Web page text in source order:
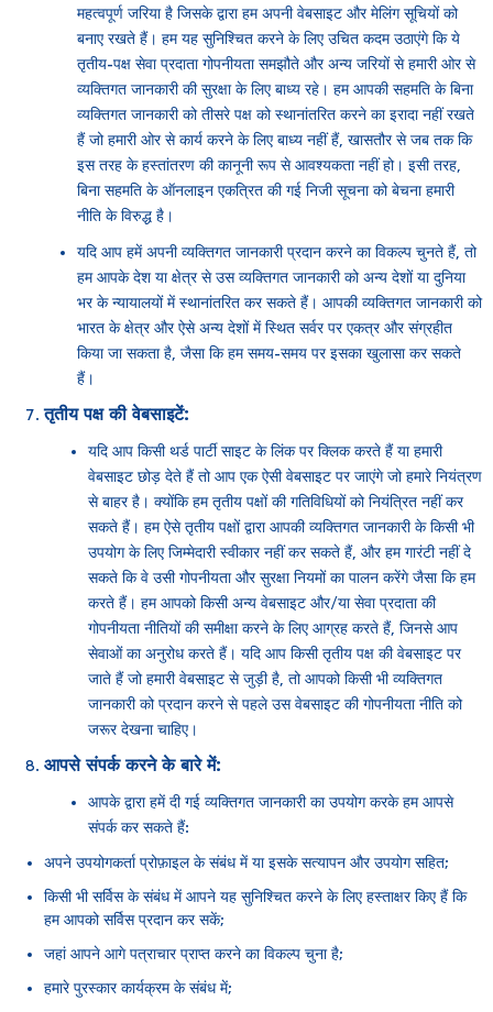
महत्वपूर्ण जरिया है जिसके द्वारा हम अपनी वेबसाइट और मेलिंग सूचियों को
बनाए रखते हैं। हम यह सुनिश्चित करने के लिए उचित कदम उठाएंगे कि ये
तृतीय-पक्ष सेवा प्रदाता गोपनीयता समझौते और अन्य जरियों से हमारी ओर से
व्यक्तिगत जानकारी की सुरक्षा के लिए बाध्य रहे। हम आपकी सहमति के बिना
व्यक्तिगत जानकारी को तीसरे पक्ष को स्थानांतरित करने का इरादा नहीं रखते
हैं जो हमारी ओर से कार्य करने के लिए बाध्य नहीं हैं, खासतौर से जब तक कि
इस तरह के हस्तांतरण की कानूनी रूप से आवश्यकता नहीं हो। इसी तरह,
बिना सहमति के ऑनलाइन एकत्रित की गई निजी सूचना को बेचना हमारी
नीति के विरुद्ध है।
यदि आप हमें अपनी व्यक्तिगत जानकारी प्रदान करने का विकल्प चुनते हैं, तो
हम आपके देश या क्षेत्र से उस व्यक्तिगत जानकारी को अन्य देशों या दुनिया
भर के न्यायालयों में स्थानांतरित कर सकते हैं। आपकी व्यक्तिगत जानकारी को
भारत के क्षेत्र और ऐसे अन्य देशों में स्थित सर्वर पर एकत्र और संग्रहीत
किया जा सकता है, जैसा कि हम समय-समय पर इसका खुलासा कर सकते
हैं।
तृतीय पक्ष की वेबसाइटें:
यदि आप किसी थर्ड पार्टी साइट के लिंक पर क्लिक करते हैं या हमारी
वेबसाइट छोड़ देते हैं तो आप एक ऐसी वेबसाइट पर जाएंगे जो हमारे नियंत्रण
से बाहर है। क्योंकि हम तृतीय पक्षों की गतिविधियों को नियंत्रित नहीं कर
सकते हैं। हम ऐसे तृतीय पक्षों द्वारा आपकी व्यक्तिगत जानकारी के किसी भी
उपयोग के लिए जिम्मेदारी स्वीकार नहीं कर सकते हैं, और हम गारंटी नहीं दे
सकते कि वे उसी गोपनीयता और सुरक्षा नियमों का पालन करेंगे जैसा कि हम
करते हैं। हम आपको किसी अन्य वेबसाइट और/या सेवा प्रदाता की
गोपनीयता नीतियों की समीक्षा करने के लिए आग्रह करते हैं, जिनसे आप
सेवाओं का अनुरोध करते हैं। यदि आप किसी तृतीय पक्ष की वेबसाइट पर
जाते हैं जो हमारी वेबसाइट से जुड़ी है, तो आपको किसी भी व्यक्तिगत
जानकारी को प्रदान करने से पहले उस वेबसाइट की गोपनीयता नीति को
जरूर देखना चाहिए।
आपसे संपर्क करने के बारे में:
आपके द्वारा हमें दी गई व्यक्तिगत जानकारी का उपयोग करके हम आपसे
संपर्क कर सकते हैं:
अपने उपयोगकर्ता प्रोफ़ाइल के संबंध में या इसके सत्यापन और उपयोग सहित;
किसी भी सर्विस के संबंध में आपने यह सुनिश्चित करने के लिए हस्ताक्षर किए हैं कि
हम आपको सर्विस प्रदान कर सकें;
जहां आपने आगे पत्राचार प्राप्त करने का विकल्प चुना है;
हमारे पुरस्कार कार्यक्रम के संबंध में;